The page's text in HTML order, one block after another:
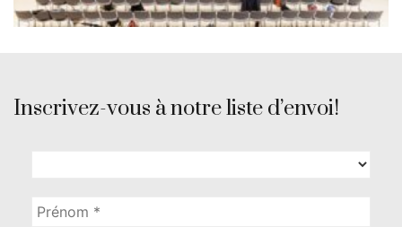
Inscrivez-vous à notre liste d’envoi!